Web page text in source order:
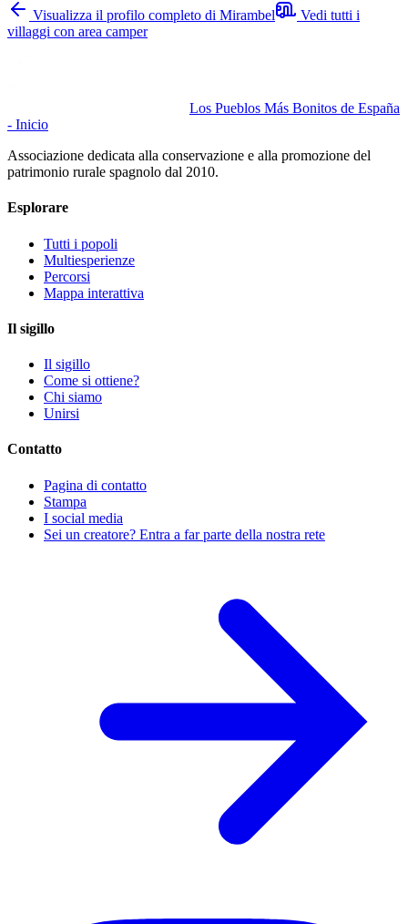
Visualizza il profilo completo di Mirambel
Vedi tutti i
villaggi con area camper
Los Pueblos Más Bonitos de España
- Inicio
Associazione dedicata alla conservazione e alla promozione del
patrimonio rurale spagnolo dal 2010.
Esplorare
Tutti i popoli
Multiesperienze
Percorsi
Mappa interattiva
Il sigillo
Il sigillo
Come si ottiene?
Chi siamo
Unirsi
Contatto
Pagina di contatto
Stampa
I social media
Sei un creatore? Entra a far parte della nostra rete